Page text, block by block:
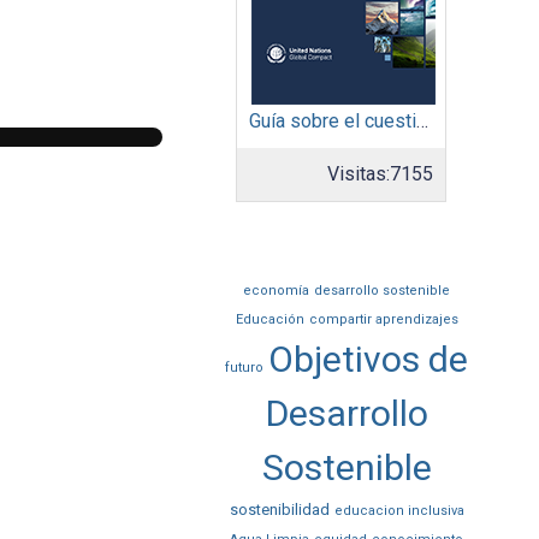
Guía sobre el cuestionario: Comunicación de Progreso
Visitas:7155
economía desarrollo sostenible
Educación compartir aprendizajes
futuro Objetivos de
Desarrollo
Sostenible
sostenibilidad educacion inclusiva